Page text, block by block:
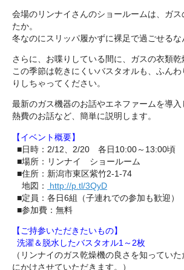
会場のリンナイさんのショールームは、ガス
たか。
冬なのにスリッパ履かずに裸足で過ごせるな
さらに、お喋りしている間に、ガスの衣類乾
この季節は乾きにくいバスタオルも、ふん
りしちゃってください。
最新のガス機器のお話やエネファームを導
熱費のお話など、簡単に説明します。
【イベント概要】
■日時：2/12、2/20 各日10:00～13:00頃
■場所：リンナイ ショールーム
■住所：新潟市東区紫竹2-1-74
地図：
http://p.tl/3QyD
■定員：各日6組（子連れでの参加も歓迎）
■参加費：無料
【ご持参いただきたいもの】
洗濯＆脱水したバスタオル1～2枚
（リンナイのガス乾燥機の良さを知ってい
にかけさせていただきます。）